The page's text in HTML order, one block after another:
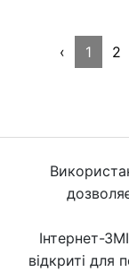
‹ 1 2
Інтернет-
відкриті для